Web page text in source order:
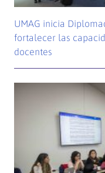
UMAG inicia
fortalecer las
docentes